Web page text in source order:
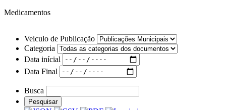
Medicamentos
Veiculo de Publicação
Categoria
Data inícial
Data Final
Busca
Pesquisar